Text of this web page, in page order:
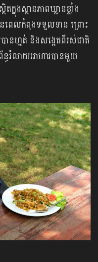
តក្នុងស្ថានភាពឃ្លានខ្លាំង
ពេលកំពុងទទួលទាន ព្រោះ
ានហ្មត់ និងសង្កេតពីរស់ជាតិ
រំលាយអាហារបានមួយ